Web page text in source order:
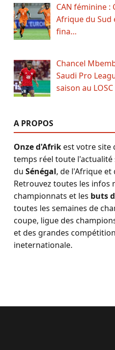
CAN féminine :
Afrique du Sud
fina…
Chancel
Saudi Pro
saison au LOSC
A PROPOS
Onze d'Afrikest votre site
temps réel toute
du Sénégal, de l'Afrique et
Retrouvez toutes les infos
championnats et les buts
toutes les semaines de
coupe, ligue des
et des grandes
ineternationale.